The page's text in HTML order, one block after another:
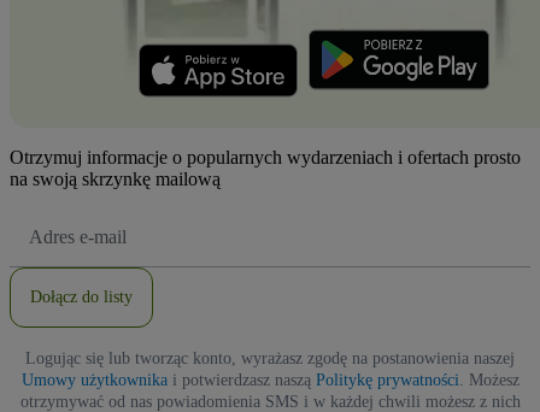
Otrzymuj informacje o popularnych wydarzeniach i ofertach prosto
na swoją skrzynkę mailową
e-
Dołącz do listy
Logując się lub tworząc konto, wyrażasz zgodę na postanowienia naszej
Umowy użytkownikai potwierdzasz naszą Politykę prywatności . Możesz
otrzymywać od nas powiadomienia SMS i w każdej chwili możesz z nich